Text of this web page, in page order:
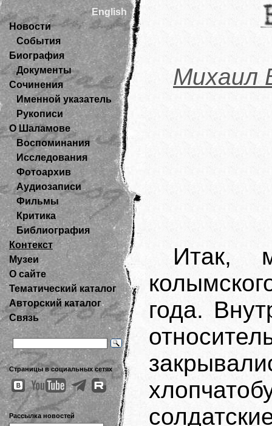
English
Новости
События
Биография
Документы
Сочинения
Именной указатель
Рукописи
О Шаламове
Воспоминания
Исследования
Фотоархив
Аудиозаписи
Фильмы
Критика
Библиография
Контекст
Музеи
О сайте
Тематический каталог
Авторский каталог
Связь
Страницы в социальных сетях
Рассылка новостей
Михаил
Итак,
года.